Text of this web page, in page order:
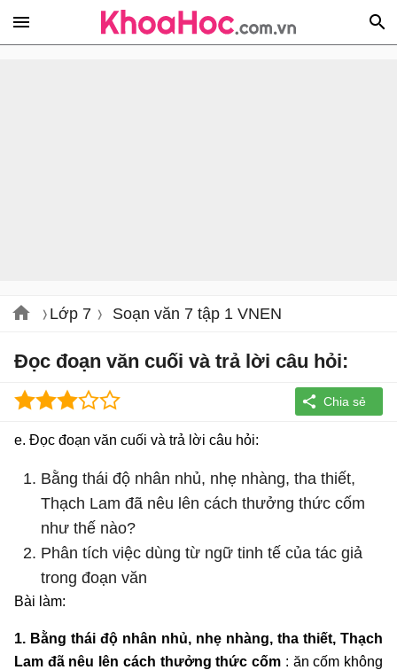
Lớp 7 Soạn văn 7 tập 1 VNEN
Đọc đoạn văn cuối và trả lời câu hỏi:
e. Đọc đoạn văn cuối và trả lời câu hỏi:
Bằng thái độ nhân nhủ, nhẹ nhàng, tha thiết,
Thạch Lam đã nêu lên cách thưởng thức cốm
như thế nào?
Phân tích việc dùng từ ngữ tinh tế của tác giả
trong đoạn văn
Bài làm:
1. Bằng thái độ nhân nhủ, nhẹ nhàng, tha thiết, Thạch
Lam đã nêu lên cách thưởng thức cốm : ăn cốm không